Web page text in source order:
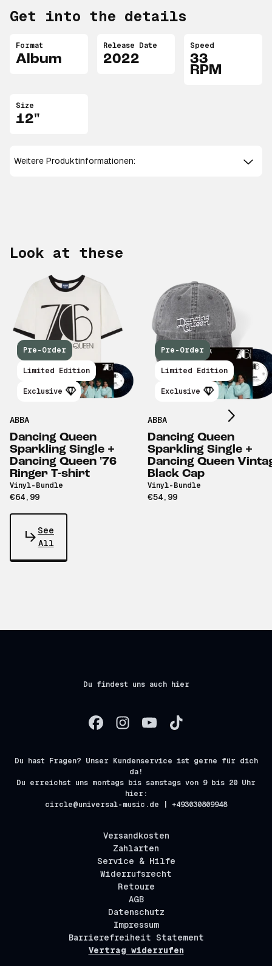
Get into the details
Format
Album
Release Date
2022
Speed
33
RPM
Size
12"
Weitere Produktinformationen:
Look at these
Pre-Order
Limited Edition
Exclusive
ABBA
Dancing Queen
Sparkling Single +
Dancing Queen '76
Ringer T-shirt
Vinyl-Bundle
€64,99
Pre-Order
Limited Edition
Exclusive
ABBA
Dancing Queen
Sparkling Single +
Dancing Queen
Black Cap
Vinyl-Bundle
€54,99
Scroll right
See
All
Du findest uns auch hier
Du hast Fragen? Unser Kundenservice ist gerne für dich
da!
Du erreichst uns montags bis samstags von 9 bis 20 Uhr
hier:
circle@universal-music.de | +493030809948
Versandkosten
Zahlarten
Service & Hilfe
Widerrufsrecht
Retoure
AGB
Datenschutz
Impressum
Barrierefreiheit Statement
Vertrag widerrufen